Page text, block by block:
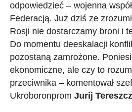
odpowiedzieć – wojenna
Federacją. Już dziś ze
Rosji nie dostarczamy broni i
Do momentu deeskalacji
pozostaną zamrożone.
ekonomiczne, ale czy to
przeciwnika – komentował
Ukroboronprom Jurij